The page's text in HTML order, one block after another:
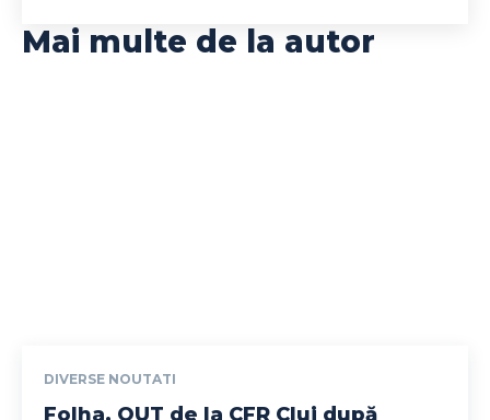
Mai multe de la autor
DIVERSE NOUTATI
Folha, OUT de la CFR Cluj după